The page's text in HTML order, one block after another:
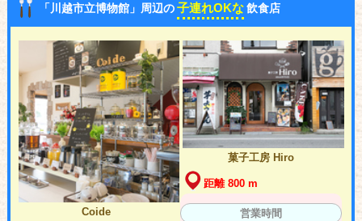
「川越市立博物館」周辺の子連れOKな 飲食店
Coide
菓子工房 Hiro
距離 800 m
営業時間